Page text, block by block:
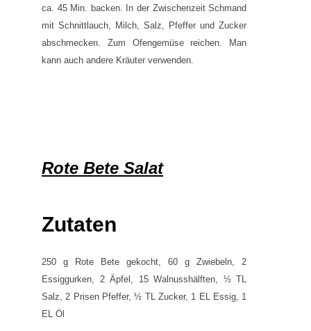
ca. 45 Min. backen. In der Zwischenzeit Schmand
mit Schnittlauch, Milch, Salz, Pfeffer und Zucker
abschmecken. Zum Ofengemüse reichen. Man
kann auch andere Kräuter verwenden.
Rote Bete Salat
Zutaten
250 g Rote Bete gekocht, 60 g Zwiebeln, 2
Essiggurken, 2 Äpfel, 15 Walnusshälften, ½ TL
Salz, 2 Prisen Pfeffer, ½ TL Zucker, 1 EL Essig, 1
EL Öl